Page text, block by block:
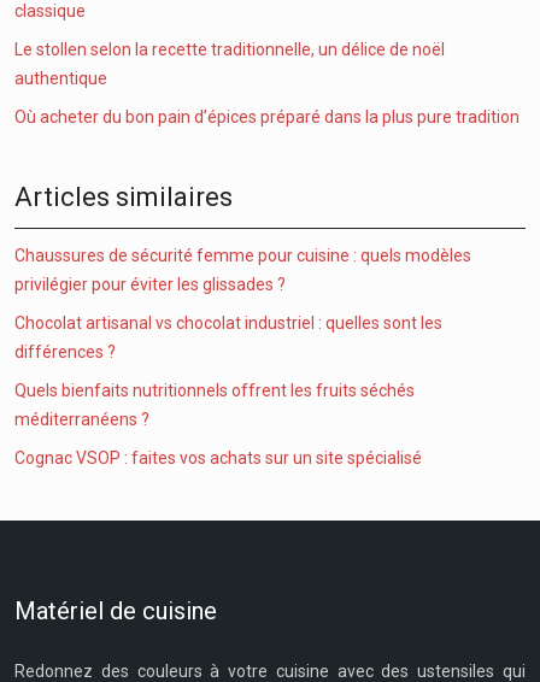
classique
Le stollen selon la recette traditionnelle, un délice de noël
authentique
Où acheter du bon pain d’épices préparé dans la plus pure tradition
Articles similaires
Chaussures de sécurité femme pour cuisine : quels modèles
privilégier pour éviter les glissades ?
Chocolat artisanal vs chocolat industriel : quelles sont les
différences ?
Quels bienfaits nutritionnels offrent les fruits séchés
méditerranéens ?
Cognac VSOP : faites vos achats sur un site spécialisé
Matériel de cuisine
Redonnez des couleurs à votre cuisine avec des ustensiles qui